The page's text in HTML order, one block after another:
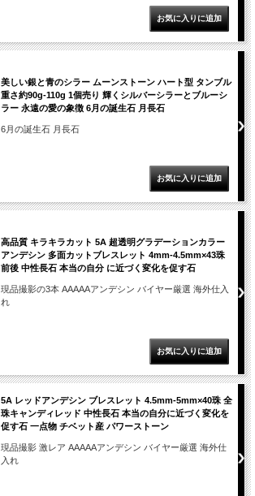
美しい銀と青のシラー ムーンストーン ハート型 タンブル
重さ約90g-110g 1個売り 輝くシルバーシラーとブルーシ
ラー 永遠の愛の象徴 6月の誕生石 月長石
6月の誕生石 月長石
高品質 キラキラカット 5A 超透明グラデーションカラー
アンデシン 多面カットブレスレット 4mm-4.5mm×43珠
前後 中性長石 本当の自分 に近づく変化を促す石
現品撮影の3本 AAAAAアンデシン バイヤー厳選 海外仕入
れ
5A レッドアンデシン ブレスレット 4.5mm-5mm×40珠 全
珠キャンディレッド 中性長石 本当の自分に近づく変化を
促す石 一点物 チベット産 パワーストーン
現品撮影 激レア AAAAAアンデシン バイヤー厳選 海外仕
入れ